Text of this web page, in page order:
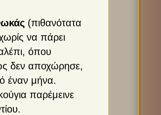
(πιθανότατα
να πάρει
όπου
δεν αποχώρησε,
έναν μήνα.
παρέμεινε